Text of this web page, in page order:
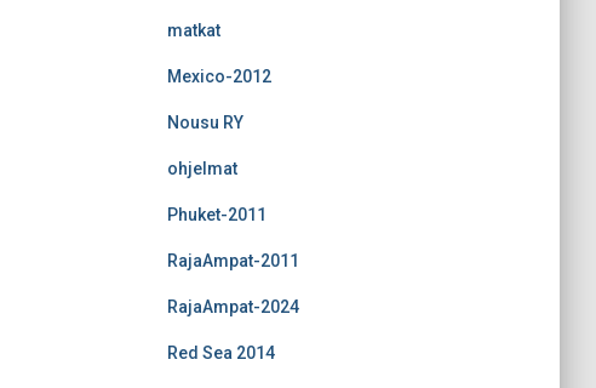
matkat
Mexico-2012
Nousu RY
ohjelmat
Phuket-2011
RajaAmpat-2011
RajaAmpat-2024
Red Sea 2014